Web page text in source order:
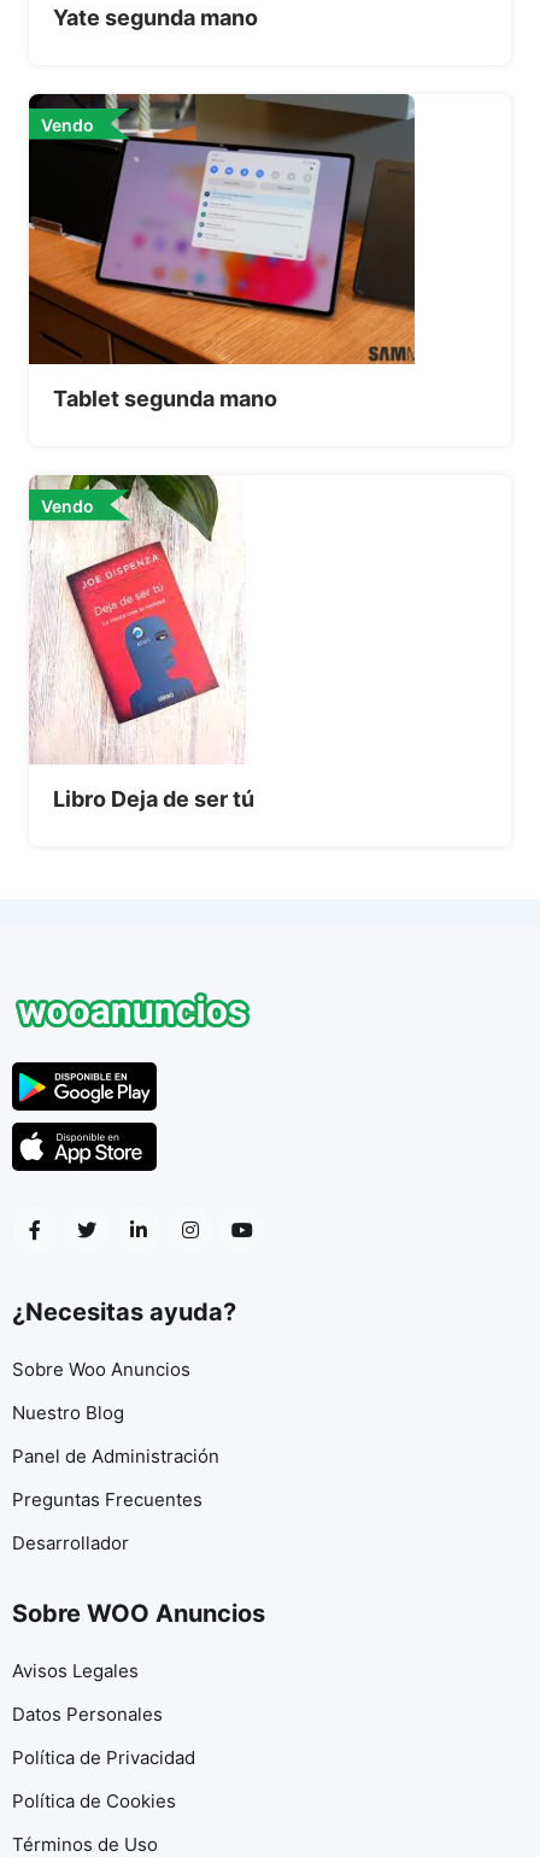
Yate segunda mano
Vendo
Tablet segunda mano
Vendo
Libro Deja de ser tú
¿Necesitas ayuda?
Sobre Woo Anuncios
Nuestro Blog
Panel de Administración
Preguntas Frecuentes
Desarrollador
Sobre WOO Anuncios
Avisos Legales
Datos Personales
Política de Privacidad
Política de Cookies
Términos de Uso